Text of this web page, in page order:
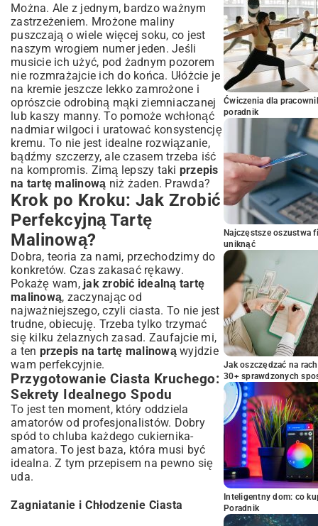
Można. Ale z jednym, bardzo ważnym
zastrzeżeniem. Mrożone maliny
puszczają o wiele więcej soku, co jest
naszym wrogiem numer jeden. Jeśli
musicie ich użyć, pod żadnym pozorem
nie rozmrażajcie ich do końca. Ułóżcie je
na kremie jeszcze lekko zamrożone i
oprószcie odrobiną mąki ziemniaczanej
lub kaszy manny. To pomoże wchłonąć
nadmiar wilgoci i uratować konsystencję
kremu. To nie jest idealne rozwiązanie,
bądźmy szczerzy, ale czasem trzeba iść
na kompromis. Zimą lepszy taki przepis
na tartę malinową niż żaden. Prawda?
Krok po Kroku: Jak Zrobić
Perfekcyjną Tartę
Malinową?
Dobra, teoria za nami, przechodzimy do
konkretów. Czas zakasać rękawy.
Pokażę wam, jak zrobić idealną tartę
malinową, zaczynając od
najważniejszego, czyli ciasta. To nie jest
trudne, obiecuję. Trzeba tylko trzymać
się kilku żelaznych zasad. Zaufajcie mi,
a ten przepis na tartę malinowąwyjdzie
wam perfekcyjnie.
Przygotowanie Ciasta Kruchego:
Sekrety Idealnego Spodu
To jest ten moment, który oddziela
amatorów od profesjonalistów. Dobry
spód to chluba każdego cukiernika-
amatora. To jest baza, która musi być
idealna. Z tym przepisem na pewno się
uda.
Zagniatanie i Chłodzenie Ciasta
Ćwiczenia dla
poradnik
Najczęstsze oszustwa
uniknąć
Jak oszczędzać na
30+ sprawdzonych
Inteligentny dom: co
Poradnik